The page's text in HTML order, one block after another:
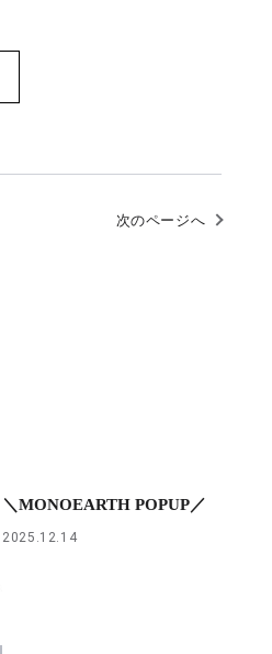
次のページへ
＼MONOEARTH POPUP／
2025.12.14